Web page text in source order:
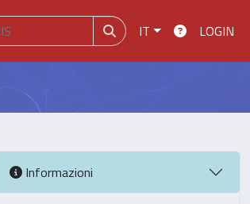
IT LOGIN
Informazioni